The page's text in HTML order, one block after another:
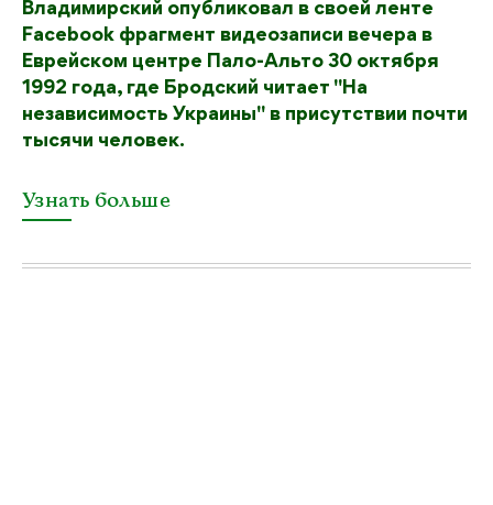
Владимирский опубликовал в своей ленте
Facebook фрагмент видеозаписи вечера в
Еврейском центре Пало-Альто 30 октября
1992 года, где Бродский читает "На
независимость Украины" в присутствии почти
тысячи человек.
Узнать больше